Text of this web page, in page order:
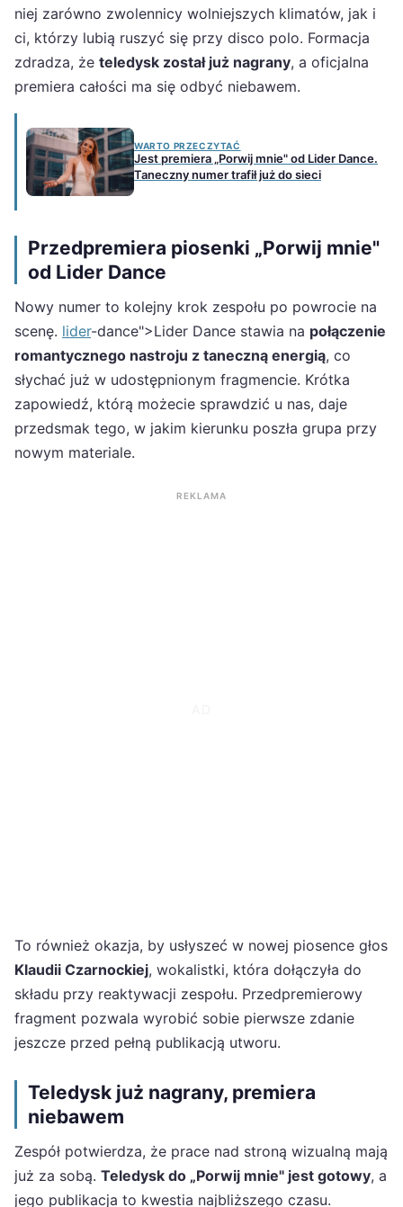
niej zarówno zwolennicy wolniejszych klimatów, jak i
ci, którzy lubią ruszyć się przy disco polo. Formacja
zdradza, że teledysk został już nagrany, a oficjalna
premiera całości ma się odbyć niebawem.
WARTO PRZECZYTAĆ
Jest premiera „Porwij mnie" od Lider Dance.
Taneczny numer trafił już do sieci
Przedpremiera piosenki „Porwij mnie"
od Lider Dance
Nowy numer to kolejny krok zespołu po powrocie na
scenę. lider-dance">Lider Dance stawia na połączenie
romantycznego nastroju z taneczną energią, co
słychać już w udostępnionym fragmencie. Krótka
zapowiedź, którą możecie sprawdzić u nas, daje
przedsmak tego, w jakim kierunku poszła grupa przy
nowym materiale.
REKLAMA
To również okazja, by usłyszeć w nowej piosence głos
Klaudii Czarnockiej, wokalistki, która dołączyła do
składu przy reaktywacji zespołu. Przedpremierowy
fragment pozwala wyrobić sobie pierwsze zdanie
jeszcze przed pełną publikacją utworu.
Teledysk już nagrany, premiera
niebawem
Zespół potwierdza, że prace nad stroną wizualną mają
już za sobą. Teledysk do „Porwij mnie" jest gotowy, a
jego publikacja to kwestia najbliższego czasu.